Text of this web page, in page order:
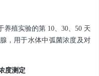
养殖实验的第 10、30、50 天
，用于水体中弧菌浓度及对
度测定